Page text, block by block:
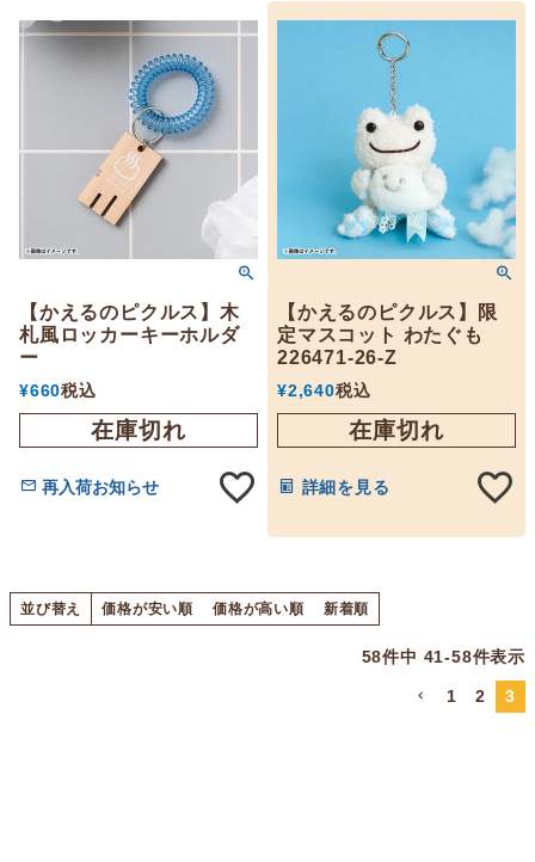
【かえるのピクルス】木
札風ロッカーキーホルダ
ー
¥660税込
在庫切れ
再入荷お知らせ
【かえるのピクルス】限
定マスコット わたぐも
226471-26-Z
¥2,640税込
在庫切れ
詳細を見る
並び替え 価格が安い順 価格が高い順 新着順
58件中 41-58件表示
1 2 3